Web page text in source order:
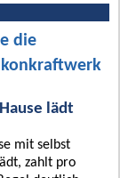
die
lädt
mit selbst
zahlt pro